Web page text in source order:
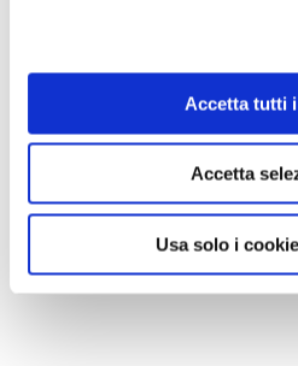
Accetta tutti
Accetta
Usa solo i